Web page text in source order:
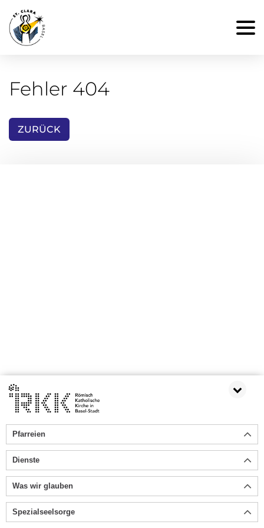
Fehler 404
ZURÜCK
Pfarreien
Dienste
Was wir glauben
Spezialseelsorge